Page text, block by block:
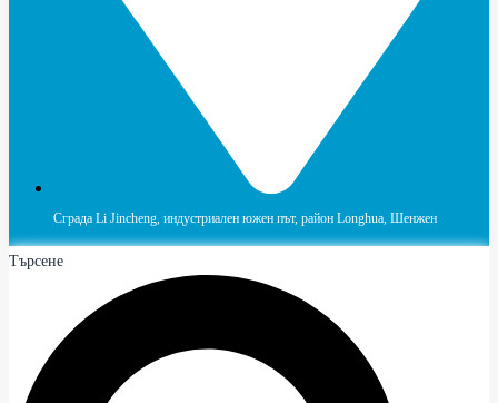
Сграда Li Jincheng, индустриален южен път, район Longhua, Шенжен
Търсене